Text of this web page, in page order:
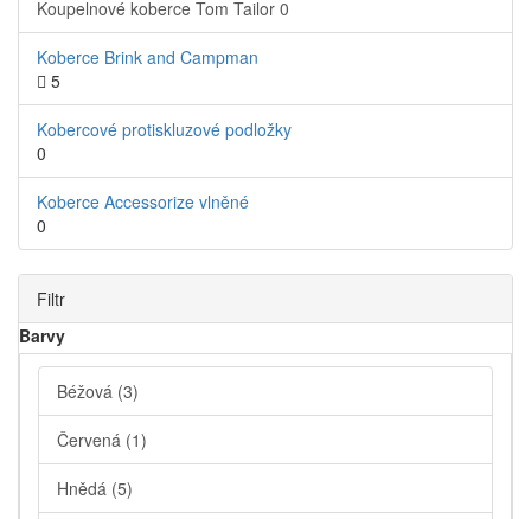
Koupelnové koberce Tom Tailor 0
Koberce Brink and Campman
5
Kobercové protiskluzové podložky
0
Koberce Accessorize vlněné
0
Filtr
Barvy
Béžová (3)
Červená (1)
Hnědá (5)